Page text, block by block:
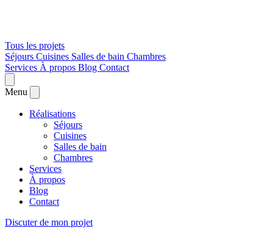
Tous les projets
Séjours Cuisines Salles de bain Chambres
Services À propos Blog Contact
Menu
Réalisations
Séjours
Cuisines
Salles de bain
Chambres
Services
À propos
Blog
Contact
Discuter de mon projet